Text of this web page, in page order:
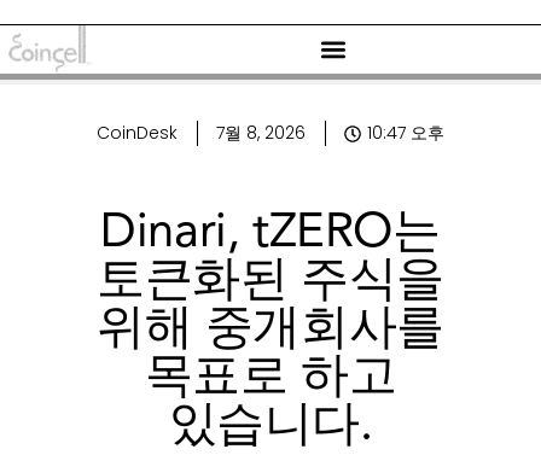
CoinDesk 7월 8, 2026 10:47 오후
Dinari, tZERO는
토큰화된 주식을
위해 중개회사를
목표로 하고
있습니다.